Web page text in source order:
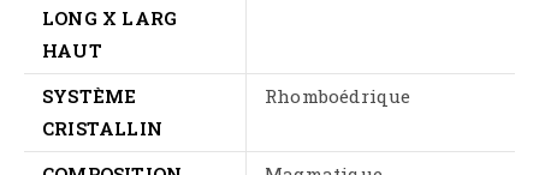
LONG X LARG
HAUT
SYSTÈME
CRISTALLIN
Rhomboédrique